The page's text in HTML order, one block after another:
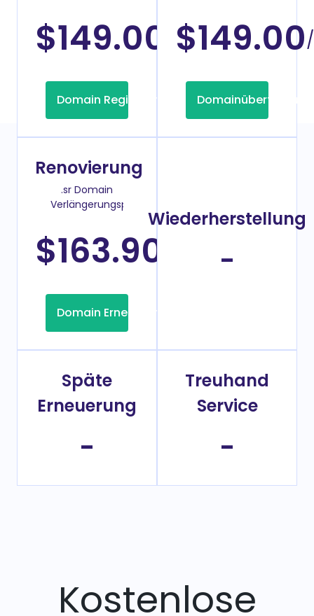
$149.00 /Jahr
Domain Registrierung
$149.00
Domainübertragung
Renovierung
.sr Domain
Verlängerungspreis
$163.90
Domain Erneuerung
Wiederherstellung
-
Späte
Erneuerung
-
Treuhand
Service
-
Kostenlose